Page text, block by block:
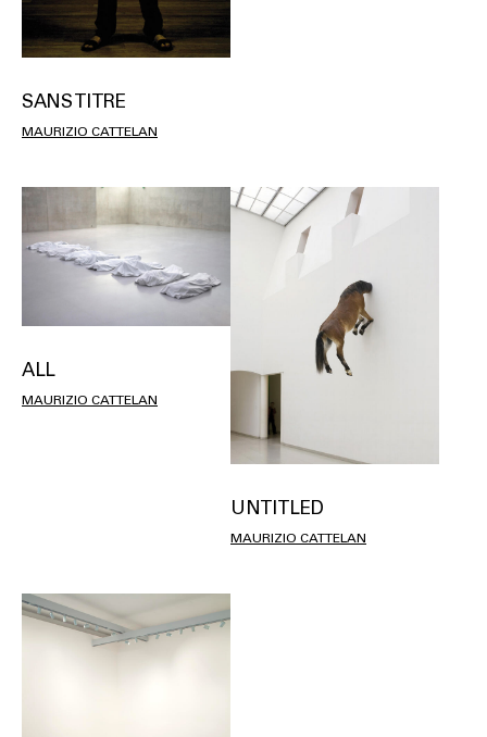
SANS TITRE
MAURIZIO CATTELAN
ALL
MAURIZIO CATTELAN
UNTITLED
MAURIZIO CATTELAN